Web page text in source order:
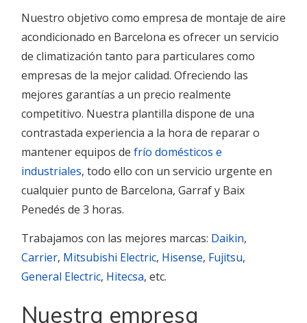
Nuestro objetivo como empresa de montaje de aire
acondicionado en Barcelona es ofrecer un servicio
de climatización tanto para particulares como
empresas de la mejor calidad. Ofreciendo las
mejores garantías a un precio realmente
competitivo. Nuestra plantilla dispone de una
contrastada experiencia a la hora de reparar o
mantener equipos de frío domésticos e
industriales, todo ello con un servicio urgente en
cualquier punto de Barcelona, Garraf y Baix
Penedés de 3 horas.
Trabajamos con las mejores marcas: Daikin,
Carrier, Mitsubishi Electric, Hisense, Fujitsu,
General Electric, Hitecsa, etc.
Nuestra empresa